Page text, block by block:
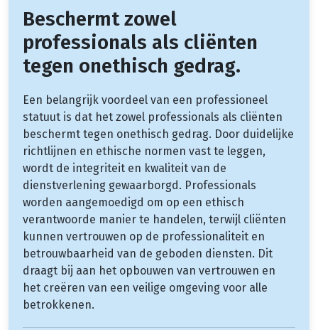
Beschermt zowel
professionals als cliënten
tegen onethisch gedrag.
Een belangrijk voordeel van een professioneel
statuut is dat het zowel professionals als cliënten
beschermt tegen onethisch gedrag. Door duidelijke
richtlijnen en ethische normen vast te leggen,
wordt de integriteit en kwaliteit van de
dienstverlening gewaarborgd. Professionals
worden aangemoedigd om op een ethisch
verantwoorde manier te handelen, terwijl cliënten
kunnen vertrouwen op de professionaliteit en
betrouwbaarheid van de geboden diensten. Dit
draagt bij aan het opbouwen van vertrouwen en
het creëren van een veilige omgeving voor alle
betrokkenen.